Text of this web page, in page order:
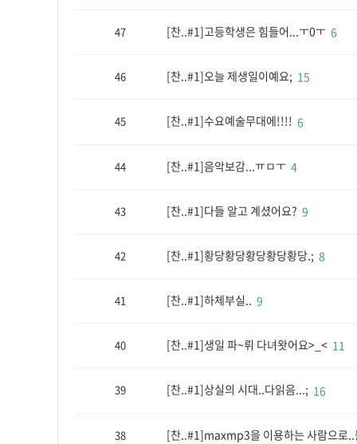
47 [찬..#1]고등학생은 힘들어...ㅜ0ㅜ 6
46 [찬..#1]오늘 제생일이예요; 15
45 [찬..#1]수요예술무대에!!!! 6
44 [찬..#1]음악보감...ㅠㅁㅜ 4
43 [찬..#1]다들 알고 계셨어요? 9
42 [찬..#1]황당황당황당황당황당.; 8
41 [찬..#1]하체부실.. 9
40 [찬..#1]생일 파~뤼 다녀왓어요>_< 11
39 [찬..#1]상실의 시대..다읽음...; 16
38 [찬..#1]maxmp3을 이용하는 사람으로